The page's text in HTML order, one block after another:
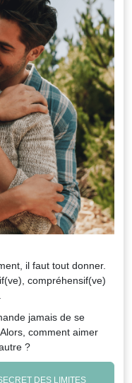
il faut tout donner.
compréhensif(ve)
jamais de se
comment aimer
?
DES LIMITES